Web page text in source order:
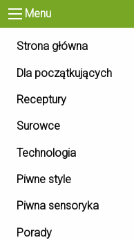
Menu
Strona główna
Dla początkujących
Receptury
Surowce
Technologia
Piwne style
Piwna sensoryka
Porady